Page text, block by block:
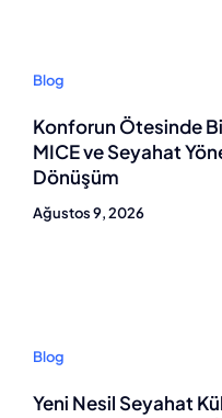
Blog
Konforun Ötesinde
MICE ve Seyahat
Dönüşüm
Ağustos 9, 2026
Blog
Yeni Nesil Seyahat